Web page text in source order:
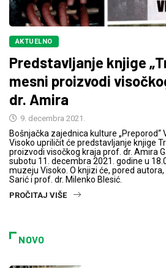
AKTUELNO
Predstavljanje knjige
mesni proizvodi
dr. Amira
9. decembra 2021.
Bošnjačka zajednica kulture „Preporod“
Visoko upriličit će predstavljanje knjige
proizvodi visočkog kraja prof. dr. Amira
subotu 11. decembra 2021. godine u
muzeju Visoko. O knjizi će, pored
Sarić i prof. dr. Milenko Blesić.
PROČITAJ VIŠE
NOVO